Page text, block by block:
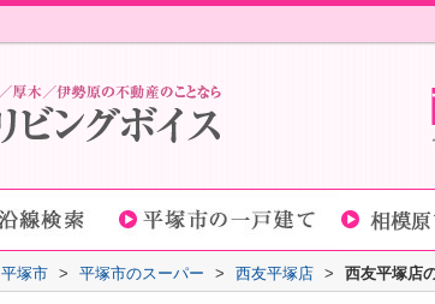
平塚市 > 平塚市のスーパー > 西友平塚店 > 西友平塚店